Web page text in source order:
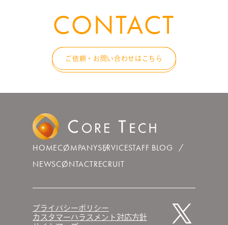
CONTACT
ご依頼・お問い合わせはこちら
HOMECOMPANYSERVICESTAFF BLOG
NEWSCONTACTRECRUIT
プライバシーポリシー
カスタマーハラスメント対応方針